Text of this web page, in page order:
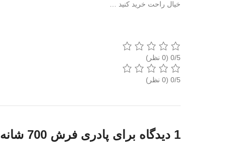
خیال راحت خرید کنید …
‫0/5
‫0/5
1 دیدگاه برای پادری فرش 700 شانه کد 77922